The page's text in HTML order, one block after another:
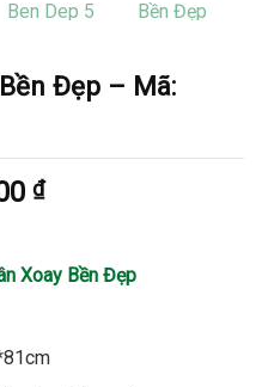
Đẹp – Mã:
₫.
₫Giá
là:
Xoay Bền Đẹp